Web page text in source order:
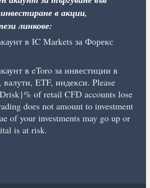
в акции,
линкове:
в IC Markets за Форекс
в eToro за инвестиции в
ETF, индекси. Please
of retail CFD accounts lose
does not amount to investment
of your investments may go up or
is at risk.